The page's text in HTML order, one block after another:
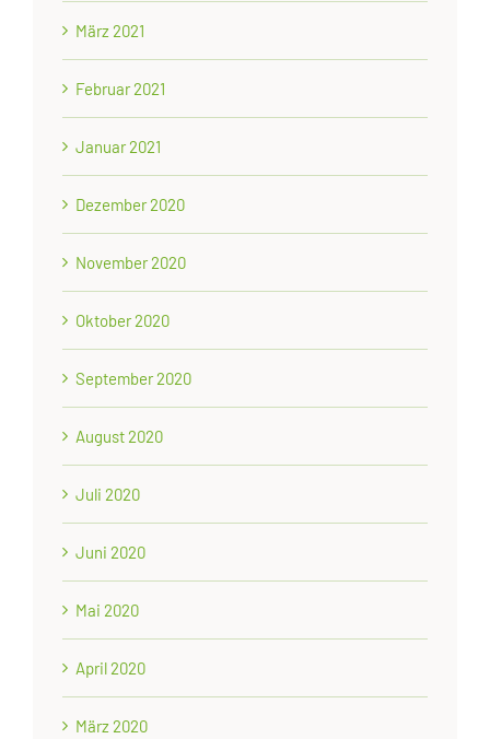
März 2021
Februar 2021
Januar 2021
Dezember 2020
November 2020
Oktober 2020
September 2020
August 2020
Juli 2020
Juni 2020
Mai 2020
April 2020
März 2020